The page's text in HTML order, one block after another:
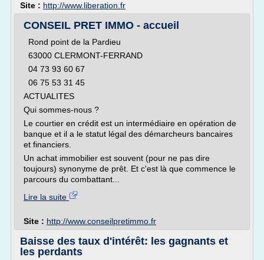
Site : http://www.liberation.fr
CONSEIL PRET IMMO - accueil
Rond point de la Pardieu
63000 CLERMONT-FERRAND
04 73 93 60 67
06 75 53 31 45
ACTUALITES
Qui sommes-nous ?
Le courtier en crédit est un intermédiaire en opération de
banque et il a le statut légal des démarcheurs bancaires
et financiers.
Un achat immobilier est souvent (pour ne pas dire
toujours) synonyme de prêt. Et c'est là que commence le
parcours du combattant...
Lire la suite
Site : http://www.conseilpretimmo.fr
Baisse des taux d'intérêt: les gagnants et
les perdants